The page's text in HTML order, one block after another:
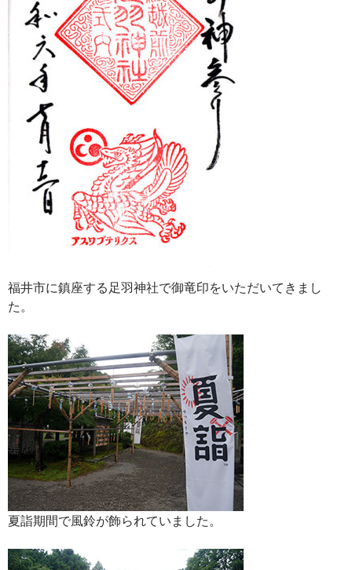
福井市に鎮座する足羽神社で御竜印をいただいてきまし
た。
夏詣期間で風鈴が飾られていました。